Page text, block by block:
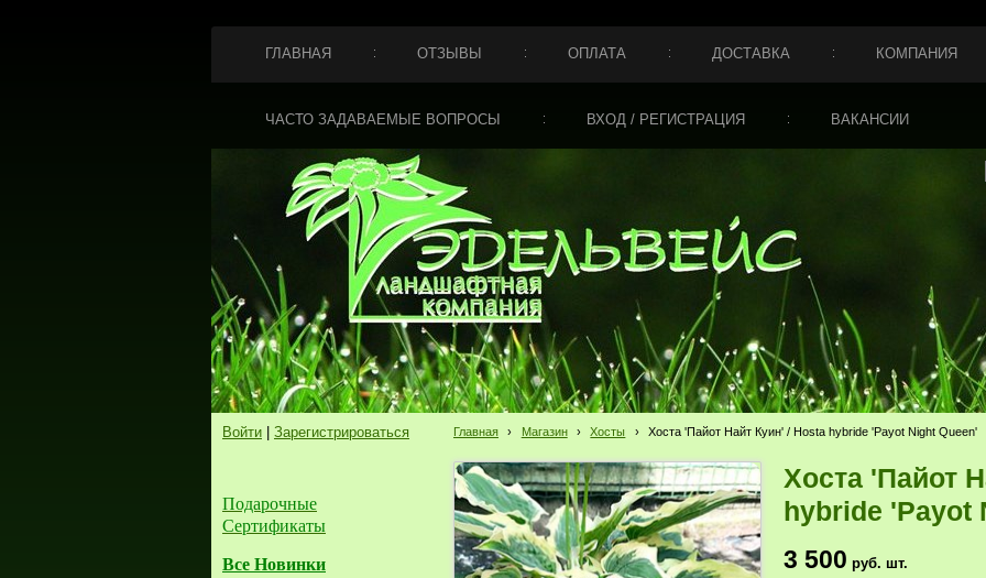
ГЛАВНАЯ ОТЗЫВЫ ОПЛАТА ДОСТАВКА КОМПАНИЯ
ЧАСТО ЗАДАВАЕМЫЕ ВОПРОСЫ ВХОД / РЕГИСТРАЦИЯ ВАКАНСИИ
Войти Зарегистрироваться
Подарочные
Сертификаты
Все Новинки
Главная › Магазин › Хосты › Хоста 'Пайот Найт Куин' / Hosta hybride 'Payot Night Queen'
Хоста 'Пайот
hybride 'Payot
3 500 руб. шт.